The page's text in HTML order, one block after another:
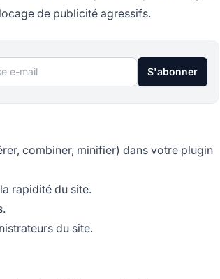
de publicité agressifs.
e-mail S'abonner
combiner, minifier) dans votre plugin
rapidité du site.
du site.